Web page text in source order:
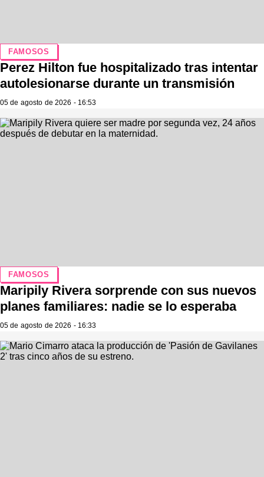
FAMOSOS
Perez Hilton fue hospitalizado tras intentar
autolesionarse durante un transmisión
05 de agosto de 2026 - 16:53
FAMOSOS
Maripily Rivera sorprende con sus nuevos
planes familiares: nadie se lo esperaba
05 de agosto de 2026 - 16:33